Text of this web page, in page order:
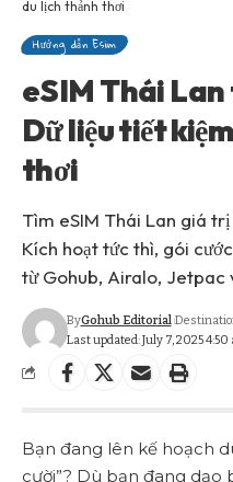
du lịch thảnh thơi
Hướng dẫn Esim
eSIM Thái
Dữ liệu tiết
thơi
Tìm eSIM Thái Lan giá
Kích hoạt tức thì, gói
từ Gohub, Airalo, Jetpac
Last updated: July 7, 2025 4:50
ByGohub Editorial
Bạn đang lên kế hoạch
cười”? Dù bạn đang